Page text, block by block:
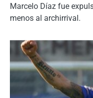
Marcelo Díaz fue
menos al archirrival.